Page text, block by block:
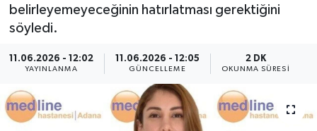
belirleyemeyeceğinin hatırlatması gerektiğini
söyledi.
11.06.2026 - 12:02
YAYINLANMA
11.06.2026 - 12:05
GÜNCELLEME
2 DK
OKUNMA SÜRESI
ÇEVRE
Dış Haberler
Dünya